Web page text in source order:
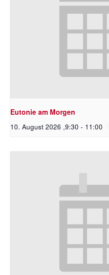
Eutonie am Morgen
10. August 2026 ,9:30 - 11:00